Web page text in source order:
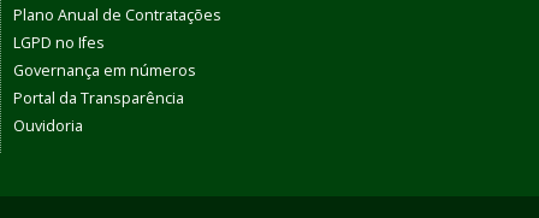
Plano Anual de Contratações
LGPD no Ifes
Governança em números
Portal da Transparência
Ouvidoria